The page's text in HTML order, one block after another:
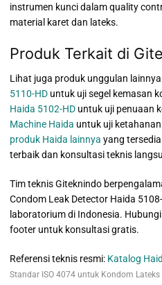
instrumen kunci dalam quality
material karet dan lateks.
Produk Terkait di
Lihat juga produk unggulan
5110-HD untuk uji segel kemasan
Haida 5102-HD untuk uji penuaan
Machine Haida untuk uji
produk Haida lainnya yang
terbaik dan konsultasi teknis
Tim teknis Giteknindo
Condom Leak Detector Haida
laboratorium di Indonesia.
footer untuk konsultasi gratis.
Referensi teknis resmi: Katalog
Standar ISO 4074 untuk Kondom Lateks